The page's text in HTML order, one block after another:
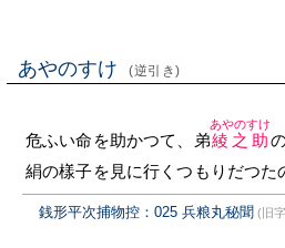
あやのすけ (逆引き)
危ふい命を助かつて、弟綾之助
あやのすけ
絹の樣子を見に行くつもりだつた
銭形平次捕物控：025 兵粮丸秘聞 (旧